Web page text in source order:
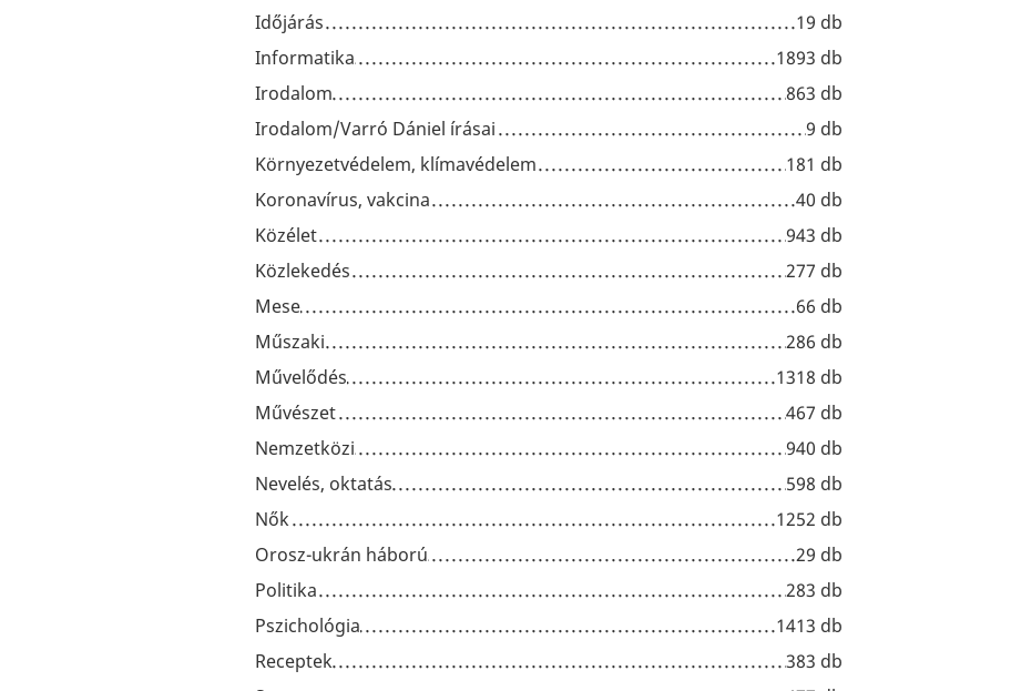
Időjárás
19 db
Informatika
1893 db
Irodalom
863 db
Irodalom/Varró Dániel írásai
9 db
Környezetvédelem, klímavédelem
181 db
Koronavírus, vakcina
40 db
Közélet
943 db
Közlekedés
277 db
Mese
66 db
Műszaki
286 db
Művelődés
1318 db
Művészet
467 db
Nemzetközi
940 db
Nevelés, oktatás
598 db
Nők
1252 db
Orosz-ukrán háború
29 db
Politika
283 db
Pszichológia
1413 db
Receptek
383 db